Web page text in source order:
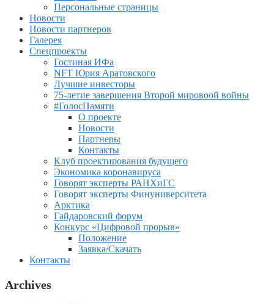
Персональные страницы
Новости
Новости партнеров
Галерея
Спецпроекты
Гостиная ИФа
NFT Юрия Аратовского
Лучшие инвесторы
75-летие завершения Второй мировоой войны
#ГолосПамяти
О проекте
Новости
Партнеры
Контакты
Клуб проектирования будущего
Экономика коронавируса
Говорят эксперты РАНХиГС
Говорят эксперты Финуниверситета
Арктика
Гайдаровский форум
Конкурс «Цифровой прорыв»
Положение
Заявка/Скачать
Контакты
Archives